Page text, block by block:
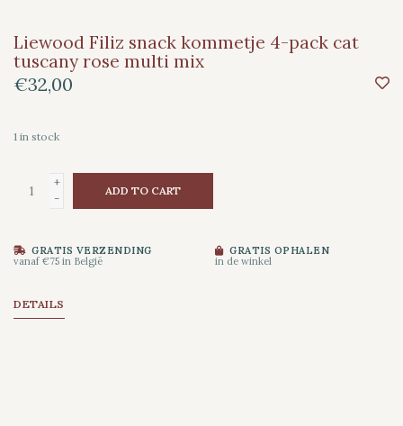
Liewood Filiz snack kommetje 4-pack cat
tuscany rose multi mix
€32,00
1 in stock
+
-
ADD TO CART
GRATIS VERZENDING
vanaf €75 in België
GRATIS OPHALEN
in de winkel
DETAILS